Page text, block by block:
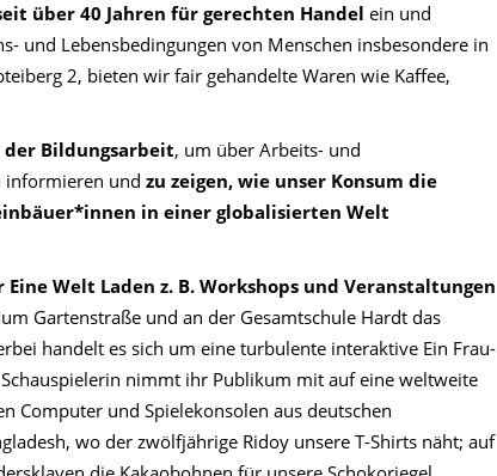
über 40 Jahren für gerechten Handel ein und
und Lebensbedingungen von Menschen insbesondere in
2, bieten wir fair gehandelte Waren wie Kaffee,
der Bildungsarbeit, um über Arbeits- und
informieren und zu zeigen, wie unser Konsum die
in einer globalisierten Welt
Welt Laden z. B. Workshops und Veranstaltungen
Gartenstraße und an der Gesamtschule Hardt das
handelt es sich um eine turbulente interaktive Ein Frau-
nimmt ihr Publikum mit auf eine weltweite
Computer und Spielekonsolen aus deutschen
wo der zwölfjährige Ridoy unsere T-Shirts näht; auf